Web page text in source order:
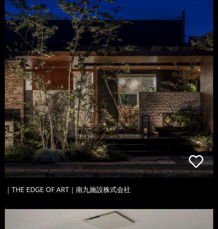
｜THE EDGE OF ART｜南九施設株式会社